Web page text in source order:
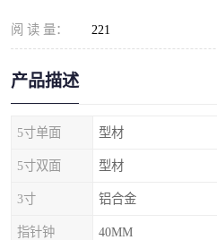
阅 读 量： 221
产品描述
5寸单面 型材
5寸双面 型材
3寸 铝合金
指针钟 40MM